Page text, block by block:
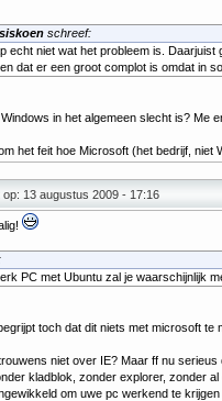
schreef:
echt niet wat het probleem is.
dat er een groot complot is omdat in
in het algemeen slecht is? Me
het feit hoe Microsoft (het bedrijf, niet
13 augustus 2009 - 17:16
PC met Ubuntu zal je waarschijnlijk
toch dat dit niets met microsoft te
niet over IE? Maar ff nu
kladblok, zonder explorer, zonder
om uwe pc werkend te krijgen